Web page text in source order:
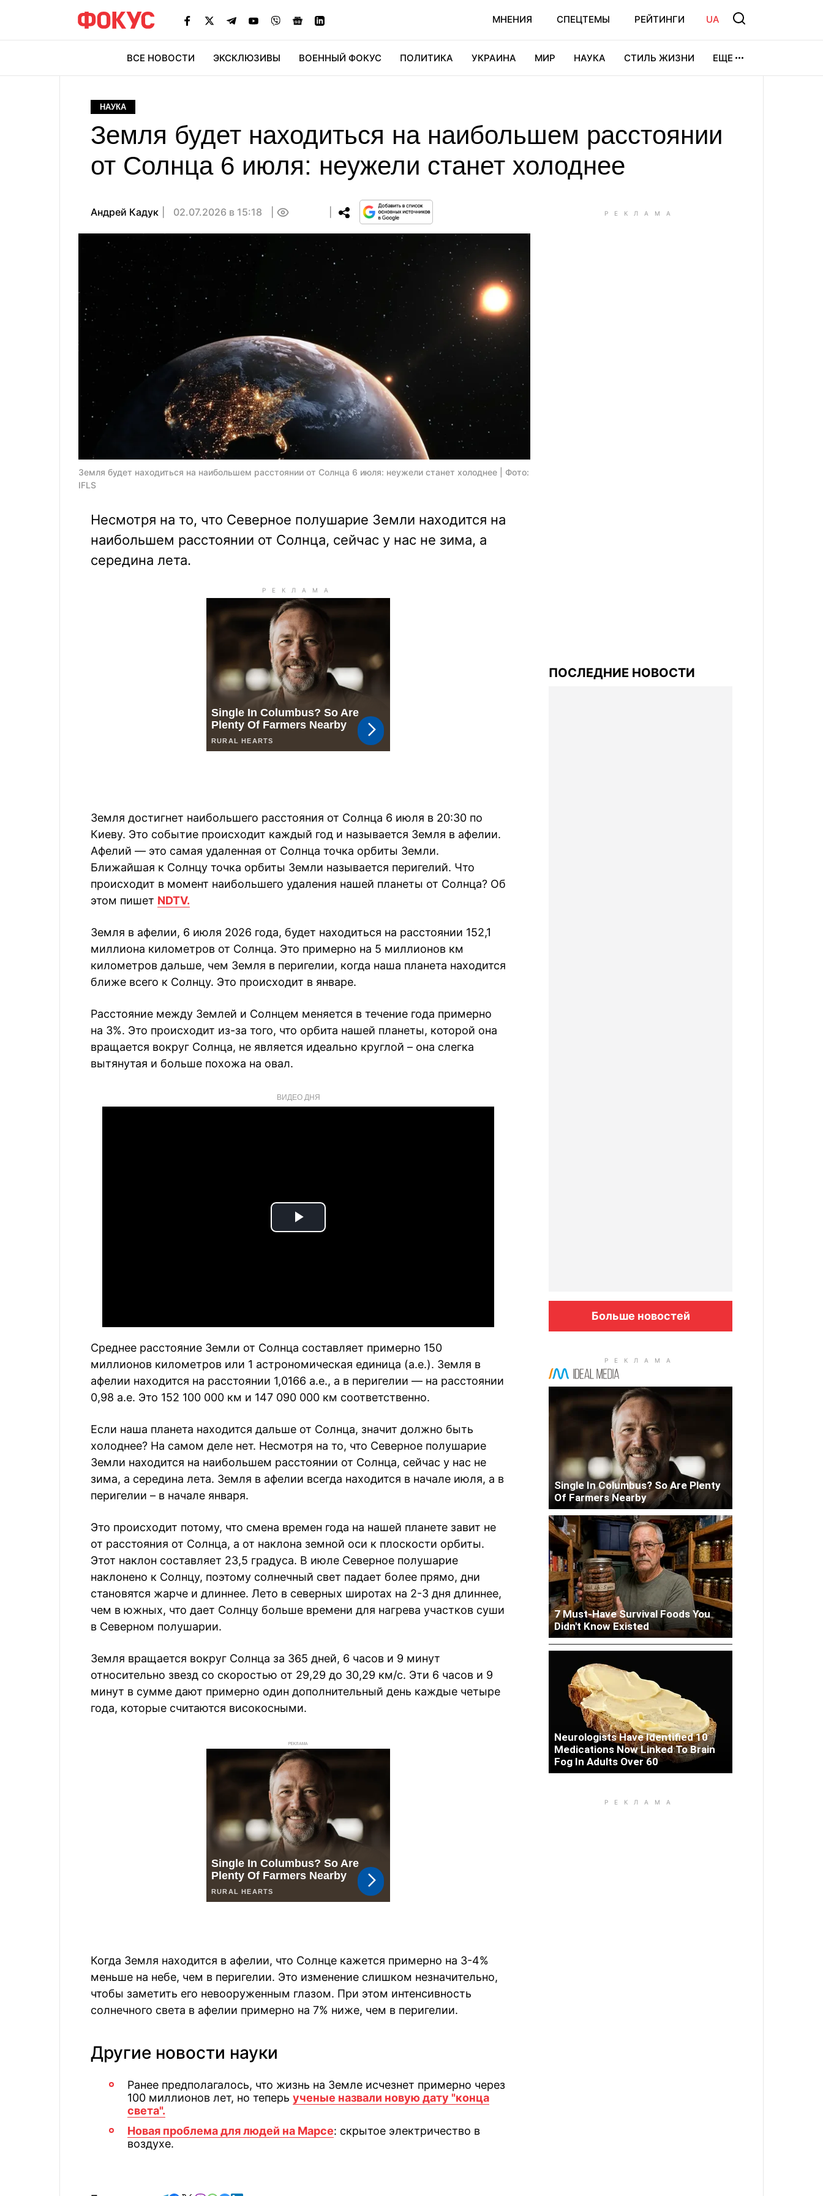
МНЕНИЯ СПЕЦТЕМЫ РЕЙТИНГИ UA
ВСЕ НОВОСТИ ЭКСКЛЮЗИВЫ ВОЕННЫЙ ФОКУС ПОЛИТИКА УКРАИНА МИР НАУКА СТИЛЬ ЖИЗНИ ЕЩЕ
НАУКА
Земля будет находиться на наибольшем расстоянии
от Солнца 6 июля: неужели станет холоднее
Андрей Кадук 02.07.2026 в 15:18
Земля будет находиться на наибольшем расстоянии от Солнца 6 июля: неужели станет холоднее | Фото:
IFLS
Несмотря на то, что Северное полушарие Земли находится на
наибольшем расстоянии от Солнца, сейчас у нас не зима, а
середина лета.
Земля достигнет наибольшего расстояния от Солнца 6 июля в 20:30 по
Киеву. Это событие происходит каждый год и называется Земля в афелии.
Афелий — это самая удаленная от Солнца точка орбиты Земли.
Ближайшая к Солнцу точка орбиты Земли называется перигелий. Что
происходит в момент наибольшего удаления нашей планеты от Солнца? Об
этом пишет NDTV.
Земля в афелии, 6 июля 2026 года, будет находиться на расстоянии 152,1
миллиона километров от Солнца. Это примерно на 5 миллионов км
километров дальше, чем Земля в перигелии, когда наша планета находится
ближе всего к Солнцу. Это происходит в январе.
Расстояние между Землей и Солнцем меняется в течение года примерно
на 3%. Это происходит из-за того, что орбита нашей планеты, которой она
вращается вокруг Солнца, не является идеально круглой – она слегка
вытянутая и больше похожа на овал.
ВИДЕО ДНЯ
Play
Среднее расстояние Земли от Солнца составляет примерно 150
миллионов километров или 1 астрономическая единица (а.е.). Земля в
афелии находится на расстоянии 1,0166 а.е., а в перигелии — на расстоянии
0,98 а.е. Это 152 100 000 км и 147 090 000 км соответственно.
Если наша планета находится дальше от Солнца, значит должно быть
холоднее? На самом деле нет. Несмотря на то, что Северное полушарие
Земли находится на наибольшем расстоянии от Солнца, сейчас у нас не
зима, а середина лета. Земля в афелии всегда находится в начале июля, а в
перигелии – в начале января.
Это происходит потому, что смена времен года на нашей планете завит не
от расстояния от Солнца, а от наклона земной оси к плоскости орбиты.
Этот наклон составляет 23,5 градуса. В июле Северное полушарие
наклонено к Солнцу, поэтому солнечный свет падает более прямо, дни
становятся жарче и длиннее. Лето в северных широтах на 2-3 дня длиннее,
чем в южных, что дает Солнцу больше времени для нагрева участков суши
в Северном полушарии.
Земля вращается вокруг Солнца за 365 дней, 6 часов и 9 минут
относительно звезд со скоростью от 29,29 до 30,29 км/с. Эти 6 часов и 9
минут в сумме дают примерно один дополнительный день каждые четыре
года, которые считаются високосными.
РЕКЛАМА
Когда Земля находится в афелии, что Солнце кажется примерно на 3-4%
меньше на небе, чем в перигелии. Это изменение слишком незначительно,
чтобы заметить его невооруженным глазом. При этом интенсивность
солнечного света в афелии примерно на 7% ниже, чем в перигелии.
Другие новости науки
Ранее предполагалось, что жизнь на Земле исчезнет примерно через
100 миллионов лет, но теперь ученые назвали новую дату "конца
света".
Новая проблема для людей на Марсе: скрытое электричество в
воздухе.
ПОСЛЕДНИЕ НОВОСТИ
Больше новостей